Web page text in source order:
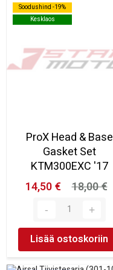
Soodushind -19%
Kesklaos
Soodushind -19%
Kesklaos
ProX Head & Base
Gasket Set
KTM300EXC '17
14,50 €
18,00 €
Lisää ostoskoriin